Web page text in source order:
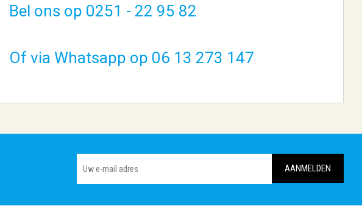
€ 401,70
BESTELLEN
€ 145,26
BESTELLEN
Bel ons op 0251 - 22 95 82
Of via Whatsapp op 06 13 273 147